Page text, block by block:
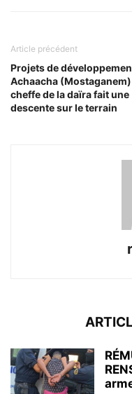
Article précédent
Projets de
Achaacha (Mostaganem)
cheffe de la daïra fait une
descente sur le terrain